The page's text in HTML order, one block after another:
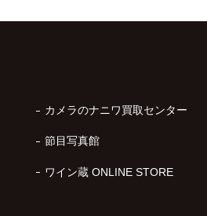
カメラのナニワ買取センター
節目写真館
ワイン蔵 ONLINE STORE